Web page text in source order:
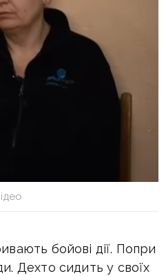
бойові дії. Попри
Дехто сидить у своїх